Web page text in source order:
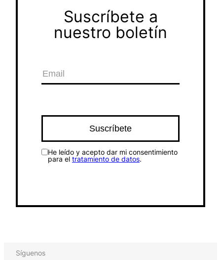
Suscríbete a
nuestro boletín
He leído y acepto dar mi consentimiento
para el tratamiento de datos.
Síguenos